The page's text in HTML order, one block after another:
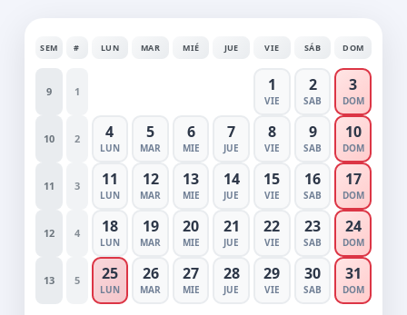
SEM # LUN MAR MIÉ JUE VIE SÁB DOM
9 1 1
VIE
2
SAB
3
DOM
10 2 4
LUN
5
MAR
6
MIE
7
JUE
8
VIE
9
SAB
10
DOM
11 3 11
LUN
12
MAR
13
MIE
14
JUE
15
VIE
16
SAB
17
DOM
12 4 18
LUN
19
MAR
20
MIE
21
JUE
22
VIE
23
SAB
24
DOM
13 5 25
LUN
26
MAR
27
MIE
28
JUE
29
VIE
30
SAB
31
DOM